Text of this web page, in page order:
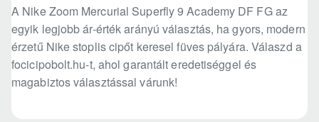
A Nike Zoom Mercurial Superfly 9 Academy DF FG az
egyik legjobb ár-érték arányú választás, ha gyors, modern
érzetű Nike stoplis cipőt keresel füves pályára. Válaszd a
focicipobolt.hu-t, ahol garantált eredetiséggel és
magabiztos választással várunk!